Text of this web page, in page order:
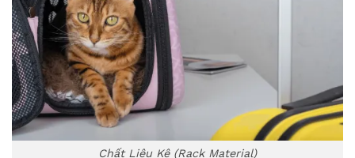
Chất Liệu Kệ (Rack Material)